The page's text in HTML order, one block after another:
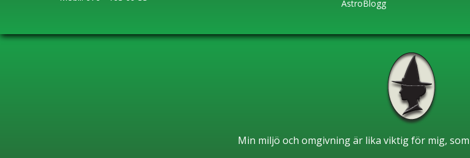
AstroBlogg
Min miljö och omgivning är lika viktig för mig,